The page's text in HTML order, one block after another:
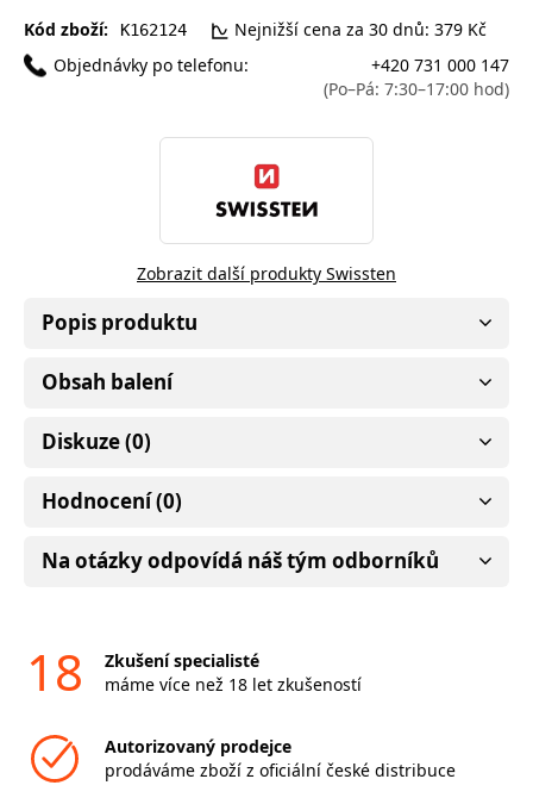
Kód zboží: K162124
Nejnižší cena za 30 dnů: 379 Kč
Objednávky po telefonu:
+420 731 000 147
(Po–Pá: 7:30–17:00 hod)
Zobrazit další produkty Swissten
Popis produktu
Obsah balení
Diskuze (0)
Hodnocení (0)
Na otázky odpovídá náš tým odborníků
18
Zkušení specialisté
máme více než 18 let zkušeností
Autorizovaný prodejce
prodáváme zboží z oficiální české distribuce